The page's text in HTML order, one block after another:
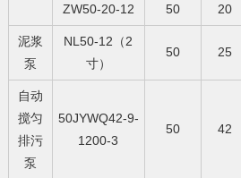
ZW50-20-12 50 20
泥浆
泵
NL50-12（2
寸）
50 25
自动
搅匀
排污
泵
50JYWQ42-9-
1200-3
50 42